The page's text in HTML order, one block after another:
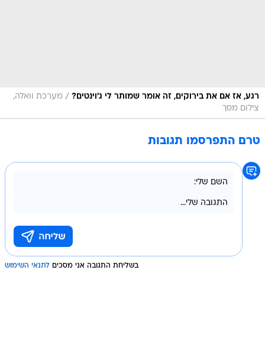
רגע, אז אם את בירוקים, זה אומר שמותר לי ג'וינטים? / מערכת וואלה,
צילום מסך
טרם התפרסמו תגובות
בשליחת התגובה אני מסכים לתנאי השימוש